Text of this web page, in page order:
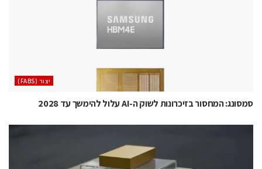
‫יצור (‪(FABS‬‬
סמסונג: המחסור בזיכרונות לשוק ה-AI עלול להימשך עד 2028